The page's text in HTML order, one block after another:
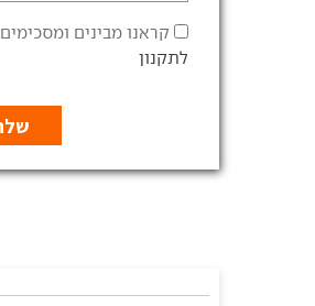
קראנו מבינים ומסכימים
לתקנון